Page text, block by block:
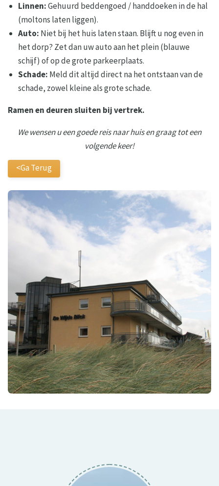
Linnen:Gehuurd beddengoed / handdoeken in de hal
(moltons laten liggen).
Auto: Niet bij het huis laten staan. Blijft u nog even in
het dorp? Zet dan uw auto aan het plein (blauwe
schijf) of op de grote parkeerplaats.
Schade: Meld dit altijd direct na het ontstaan van de
schade, zowel kleine als grote schade.
Ramen en deuren sluiten bij vertrek.
We wensen u een goede reis naar huis en graag tot een
volgende keer!
<Ga Terug